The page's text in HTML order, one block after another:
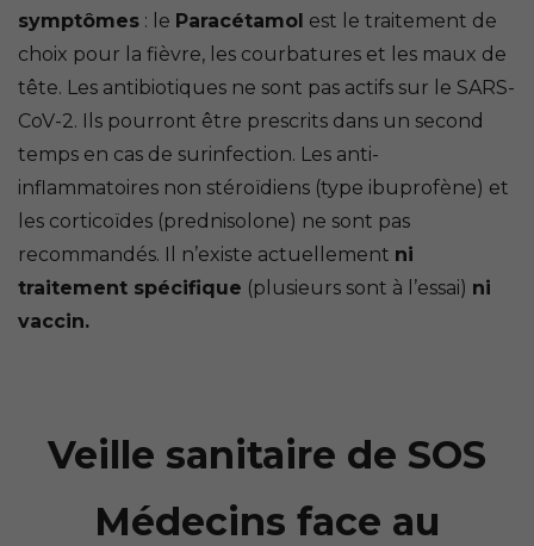
symptômes : le Paracétamol est le traitement de
choix pour la fièvre, les courbatures et les maux de
tête. Les antibiotiques ne sont pas actifs sur le SARS-
CoV-2. Ils pourront être prescrits dans un second
temps en cas de surinfection. Les anti-
inflammatoires non stéroïdiens (type ibuprofène) et
les corticoïdes (prednisolone) ne sont pas
recommandés. Il n’existe actuellement ni
traitement spécifique (plusieurs sont à l’essai) ni
vaccin.
Veille sanitaire de SOS
Médecins face au